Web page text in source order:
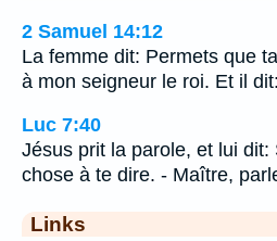
2 Samuel 14:12
La femme dit: Permets que
à mon seigneur le roi. Et il
Luc 7:40
Jésus prit la parole, et lui dit:
chose à te dire. - Maître,
Links